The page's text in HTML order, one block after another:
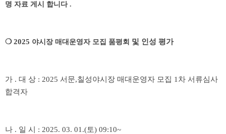
명 자료 게시 합니다 .
❍2025 야시장 매대운영자 모집 품평회 및 인성 평가
가 . 대 상 : 2025 서문,칠성야시장 매대운영자 모집 1차 서류심사
합격자
나 . 일 시 : 2025. 03. 01.(토) 09:10~